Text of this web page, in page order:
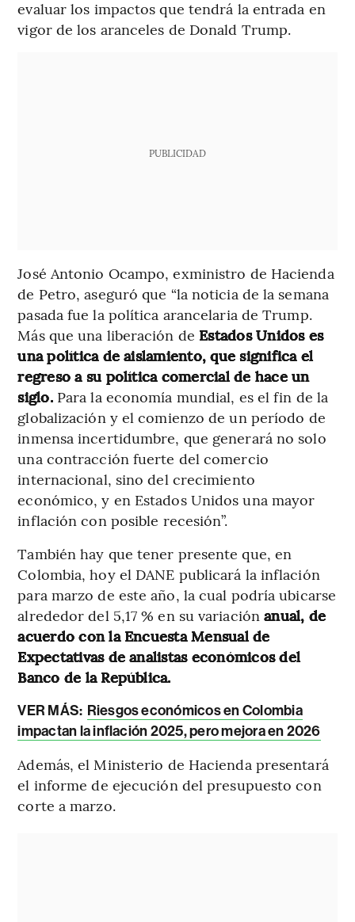
evaluar los impactos que tendrá la entrada en
vigor de los aranceles de Donald Trump.
PUBLICIDAD
José Antonio Ocampo, exministro de Hacienda
de Petro, aseguró que “la noticia de la semana
pasada fue la política arancelaria de Trump.
Más que una liberación de Estados Unidos es
una política de aislamiento, que significa el
regreso a su política comercial de hace un
siglo.Para la economía mundial, es el fin de la
globalización y el comienzo de un período de
inmensa incertidumbre, que generará no solo
una contracción fuerte del comercio
internacional, sino del crecimiento
económico, y en Estados Unidos una mayor
inflación con posible recesión”.
También hay que tener presente que, en
Colombia, hoy el DANE publicará la inflación
para marzo de este año, la cual podría ubicarse
alrededor del 5,17 % en su variaciónanual, de
acuerdo con la Encuesta Mensual de
Expectativas de analistas económicos del
Banco de la República.
VER MÁS: Riesgos económicos en Colombia
impactan la inflación 2025, pero mejora en 2026
Además, el Ministerio de Hacienda presentará
el informe de ejecución del presupuesto con
corte a marzo.